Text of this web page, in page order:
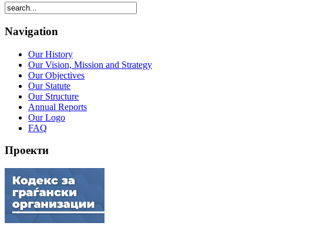
Navigation
Our History
Our Vision, Mission and Strategy
Our Objectives
Our Statute
Our Structure
Annual Reports
Our Logo
FAQ
Проекти